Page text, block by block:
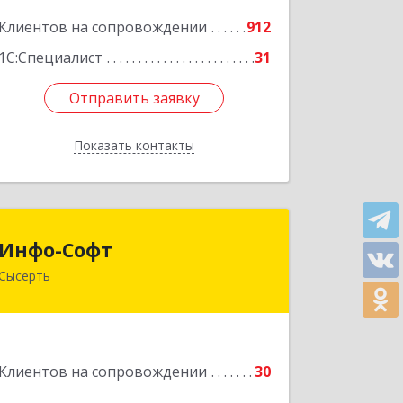
Клиентов на сопровождении
912
1С:Специалист
31
Отправить заявку
Показать контакты
Отправить заявку
Назад
Инфо-Софт
Клиентов на сопровождении 30
624021, Свердловская обл, Сысерть г,